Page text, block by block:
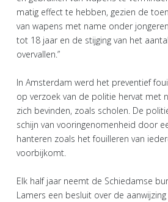
matig effect te hebben, gezien de
van wapens met name onder
tot 18 jaar en de stijging van het
overvallen.”
In Amsterdam werd het preventief
op verzoek van de politie hervat met
zich bevinden, zoals scholen. De
schijn van vooringenomenheid door
hanteren zoals het fouilleren van
voorbijkomt.
Elk half jaar neemt de Schiedamse
Lamers een besluit over de aanwijzing